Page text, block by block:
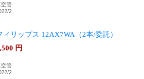
空管
2
ィリップス 12AX7WA（2本/委託）
円
空管
2